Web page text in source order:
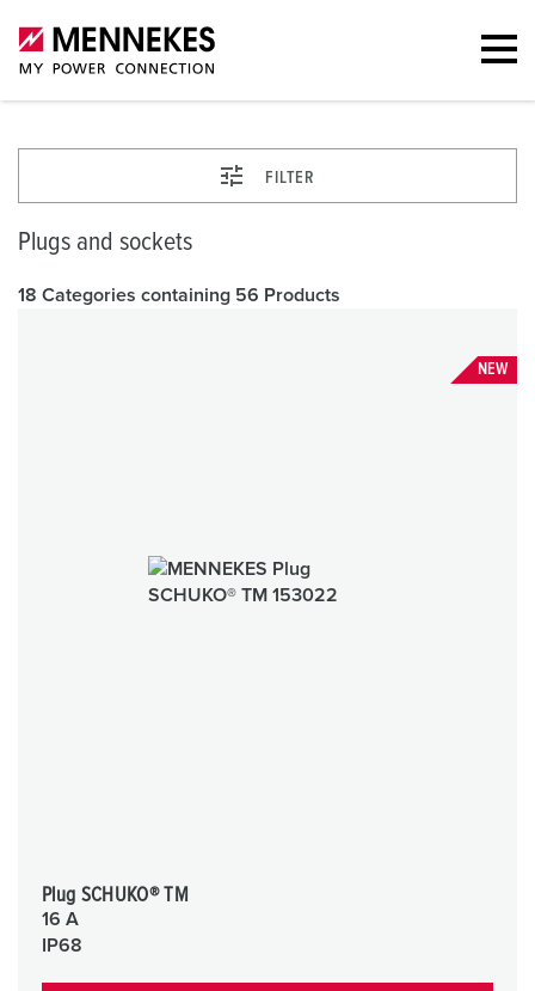
FILTER
Plugs and sockets
18 Categories containing 56 Products
NEW
Plug SCHUKO® TM
16 A
IP68